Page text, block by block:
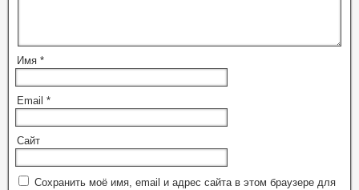
Имя *
Email *
Сайт
Сохранить моё имя, email и адрес сайта в этом браузере для